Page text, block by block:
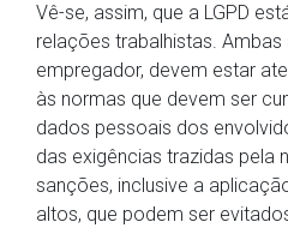
Vê-se, assim, que a LGPD
relações trabalhistas.
empregador, devem estar
às normas que devem ser
dados pessoais dos
das exigências trazidas pela
sanções, inclusive a
altos, que podem ser